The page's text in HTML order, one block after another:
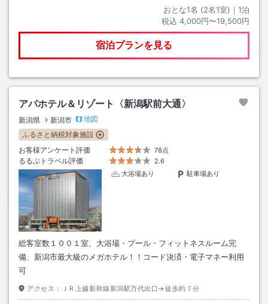
おとな1名 (2名1室)｜ 1泊
税込 4,000円〜19,500円
宿泊プランを見る
アパホテル＆リゾート〈新潟駅前大通〉
新潟県 新潟市
地図
ふるさと納税対象施設
お客様アンケート評価
78点
るるぶトラベル評価
2.6
大浴場あり
駐車場あり
総客室数１００１室、大浴場・プール・フィットネスルーム完
備、新潟市最大級のメガホテル！！コード決済・電子マネー利用
可
アクセス： ＪＲ上越新幹線新潟駅万代出口→徒歩約７分